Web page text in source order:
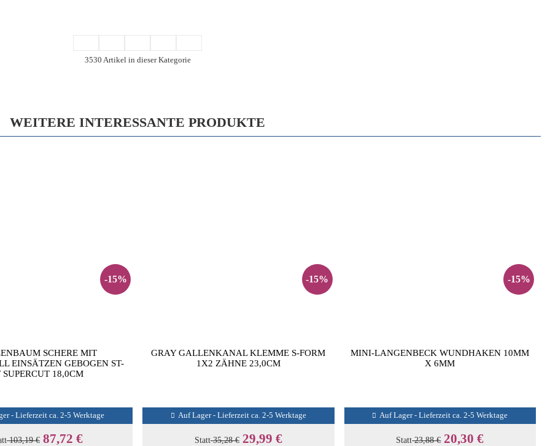
3530 Artikel in dieser Kategorie
WEITERE INTERESSANTE PRODUKTE
-15%
SCHERE MIT
EINSÄTZEN GEBOGEN ST-
SUPERCUT 18,0CM
- Lieferzeit ca. 2-5 Werktage
103,19 € 87,72 €
-15%
GRAY GALLENKANAL KLEMME S-FORM
1X2 ZÄHNE 23,0CM
Auf Lager - Lieferzeit ca. 2-5 Werktage
Statt35,28 € 29,99 €
-15%
MINI-LANGENBECK WUNDHAKEN 10MM
X 6MM
Auf Lager - Lieferzeit ca. 2-5 Werktage
Statt23,88 € 20,30 €